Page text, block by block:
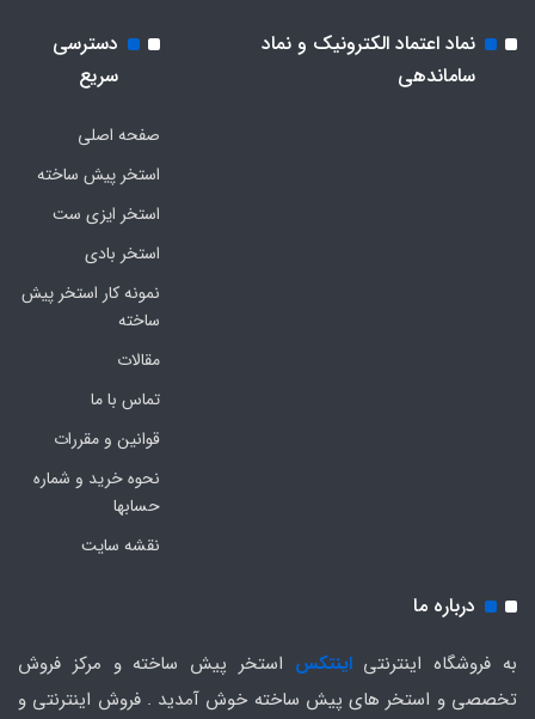
نماد اعتماد الکترونیک و نماد
ساماندهی
دسترسی
سریع
صفحه اصلی
استخر پیش ساخته
استخر ایزی ست
استخر بادی
نمونه کار استخر پیش
ساخته
مقالات
تماس با ما
قوانین و مقررات
نحوه خرید و شماره
حسابها
نقشه سایت
درباره ما
به فروشگاه اینترنتیاینتکس استخر پیش ساخته و مرکز فروش
تخصصی و استخر های پیش ساخته خوش آمدید . فروش اینترنتی و